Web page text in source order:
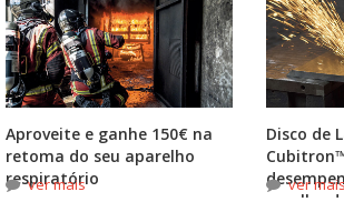
Aproveite e ganhe 150€ na
retoma do seu aparelho
respiratório
ver mais
Disco de
escolha
ver mais